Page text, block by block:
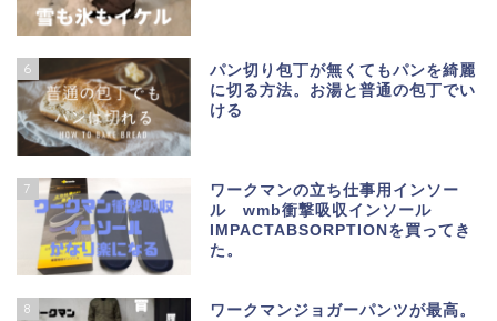
6
パン切り包丁が無くてもパンを綺麗
に切る方法。お湯と普通の包丁でい
ける
7
ワークマンの立ち仕事用インソー
ル wmb衝撃吸収インソール
IMPACTABSORPTIONを買ってき
た。
8
ワークマンジョガーパンツが最高。